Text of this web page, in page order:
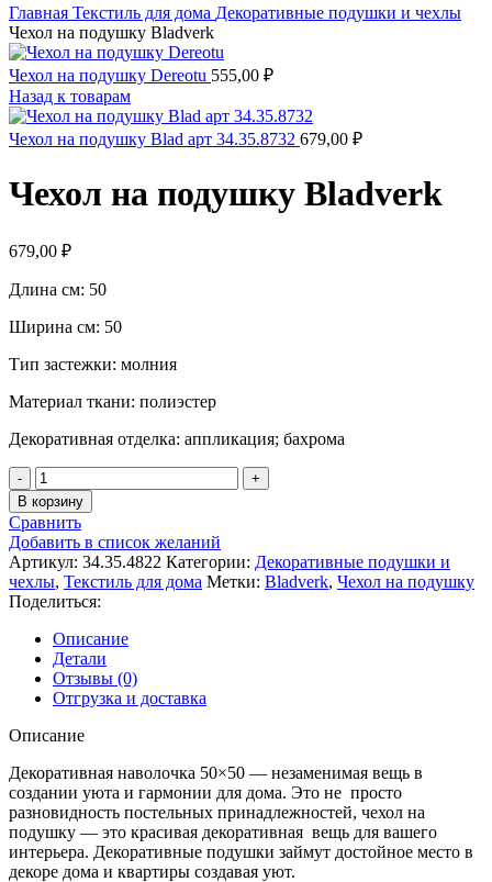
Главная Текстиль для дома Декоративные подушки и чехлы
Чехол на подушку Bladverk
Чехол на подушку Dereotu 555,00 ₽
Назад к товарам
Чехол на подушку Blad арт 34.35.8732 679,00 ₽
Чехол на подушку Bladverk
679,00 ₽
Длина см: 50
Ширина см: 50
Тип застежки: молния
Материал ткани: полиэстер
Декоративная отделка: аппликация; бахрома
Количество
товара
Чехол
на
подушку
Bladverk
В корзину
Сравнить
Добавить в список желаний
Артикул: 34.35.4822 Категории: Декоративные подушки и
чехлы, Текстиль для дома Метки: Bladverk, Чехол на подушку
Поделиться:
Описание
Детали
Отзывы (0)
Отгрузка и доставка
Описание
Декоративная наволочка 50×50 — незаменимая вещь в
создании уюта и гармонии для дома. Это не просто
разновидность постельных принадлежностей, чехол на
подушку — это красивая декоративная вещь для вашего
интерьера. Декоративные подушки займут достойное место в
декоре дома и квартиры создавая уют.